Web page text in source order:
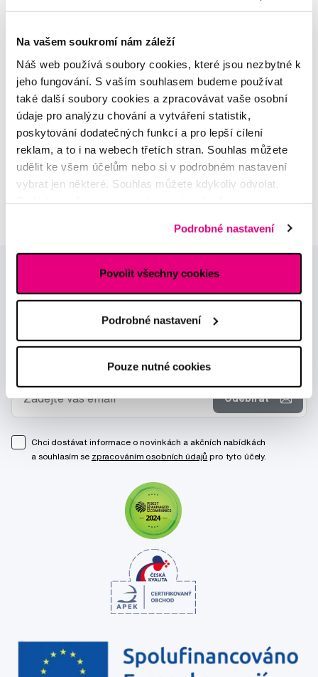
Na vašem soukromí nám záleží
Náš web používá soubory cookies, které jsou nezbytné k
jeho fungování. S vaším souhlasem budeme používat
také další soubory cookies a zpracovávat vaše osobní
údaje pro analýzu chování a vytváření statistik,
poskytování dodatečných funkcí a pro lepší cílení
reklam, a to i na webech třetích stran. Souhlas můžete
udělit ke všem účelům nebo si v podrobném nastavení
vybrat jen některé. Souhlas můžete kdykoliv odvolat.
Podrobné nastavení
Povolit všechny cookies
Podrobné nastavení
Pouze nutné cookies
Odborná zubní konzultace –
Alena Růžičková
odborná konzultace dětského
MUDr. Alžběta Smetanová
atestovaná lékařka
Odebírat
Chci dostávat informace o novinkách a akčních nabídkách
a souhlasím se zpracováním osobních údajů pro tyto účely.